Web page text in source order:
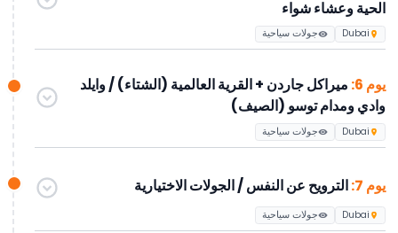
الحية وعشاء شواء
Dubai جولات سياحية
يوم 6:
ميراكل جاردن + القرية العالمية (الشتاء) / وايلد
وادي ومدام توسو (الصيف)
Dubai جولات سياحية
يوم 7: الترويح عن النفس / الجولات الاختيارية
Dubai جولات سياحية